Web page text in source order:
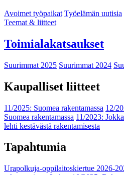
Avoimet työpaikat Työelämän uutisia
Teemat & liitteet
Toimialakatsaukset
Suurimmat 2025 Suurimmat 2024
Kaupalliset liitteet
11/2025: Suomea rakentamassa 12/
Suomea rakentamassa 11/2023:
lehti kestävästä rakentamisesta
Tapahtumia
Urapolkuja-oppilaitoskiertue 2026-